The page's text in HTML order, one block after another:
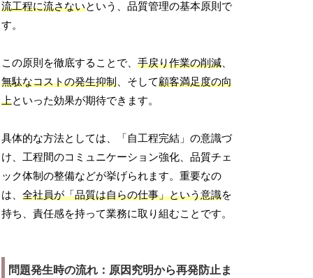
流工程に流さないという、品質管理の基本原則で
す。
この原則を徹底することで、手戻り作業の削減
無駄なコストの発生抑制 、そして顧客満足度の向
上といった効果が期待できます。
具体的な方法としては、「自工程完結」の意識づ
け、工程間のコミュニケーション強化、品質チェ
ック体制の整備などが挙げられます。重要なの
は、全社員が「品質は自らの仕事」という意識を
持ち、責任感を持って業務に取り組むことです。
問題発生時の流れ：原因究明から再発防止ま